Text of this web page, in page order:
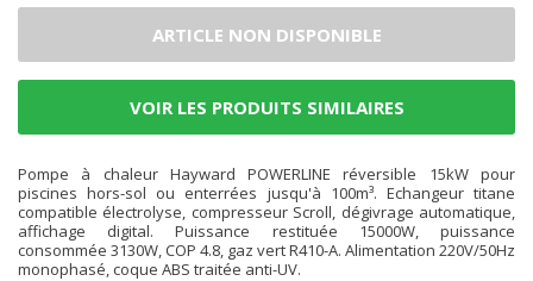
ARTICLE NON DISPONIBLE
VOIR LES PRODUITS SIMILAIRES
Pompe à chaleur Hayward POWERLINE réversible 15kW pour
piscines hors-sol ou enterrées jusqu'à 100m³. Echangeur titane
compatible électrolyse, compresseur Scroll, dégivrage automatique,
affichage digital. Puissance restituée 15000W, puissance
consommée 3130W, COP 4.8, gaz vert R410-A. Alimentation 220V/50Hz
monophasé, coque ABS traitée anti-UV.